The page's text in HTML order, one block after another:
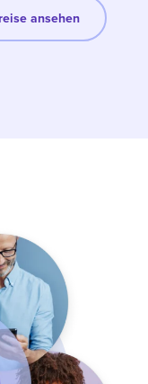
ansehen